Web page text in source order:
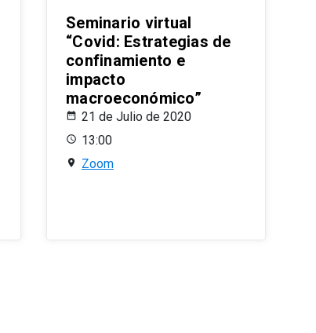
Seminario virtual
“Covid: Estrategias de
confinamiento e
impacto
macroeconómico”
21 de Julio de 2020
13:00
Zoom